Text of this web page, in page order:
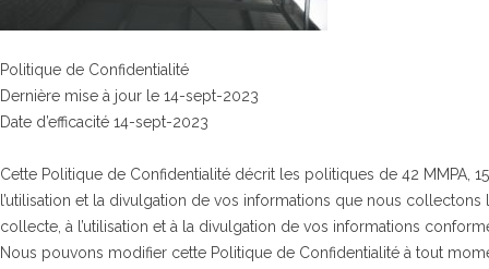
Politique de Confidentialité
Dernière mise à jour le 14-sept-2023
Date d’efficacité 14-sept-2023
Cette Politique de Confidentialité décrit les politiques de 42 MMPA,
l’utilisation et la divulgation de vos informations que nous
collecte, à l’utilisation et à la divulgation de vos informations
Nous pouvons modifier cette Politique de Confidentialité à tout